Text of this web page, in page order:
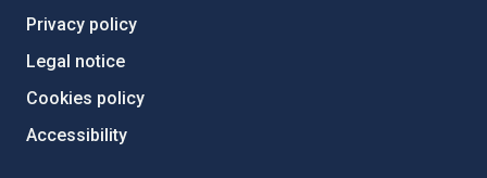
Privacy policy
Legal notice
Cookies policy
Accessibility